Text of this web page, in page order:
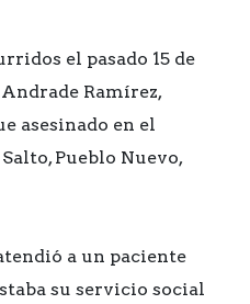
el pasado 15 de
Ramírez,
asesinado en el
Pueblo Nuevo,
a un paciente
su servicio social